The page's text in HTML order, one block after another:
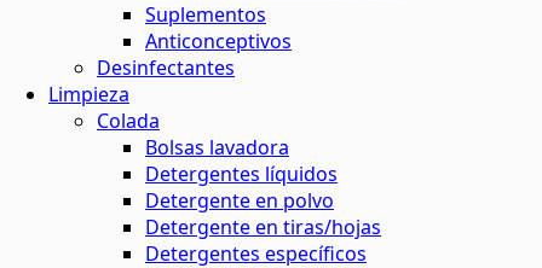
Suplementos
Anticonceptivos
Desinfectantes
Limpieza
Colada
Bolsas lavadora
Detergentes líquidos
Detergente en polvo
Detergente en tiras/hojas
Detergentes específicos